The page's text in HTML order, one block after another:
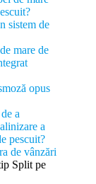
sistem de
mare de
opus
a
a
pescuit?
de vânzări
Split pe